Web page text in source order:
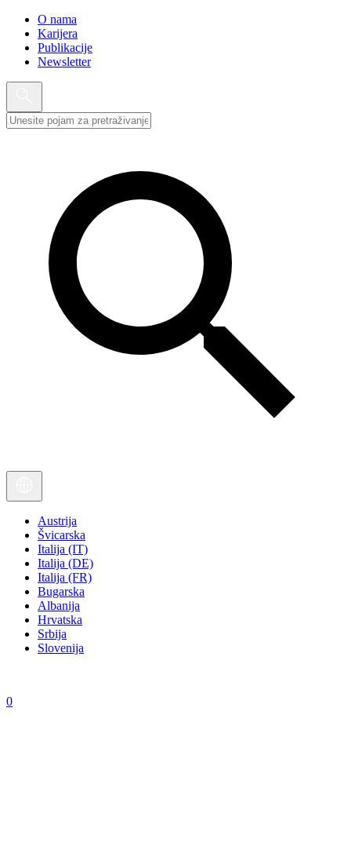
O nama
Karijera
Publikacije
Newsletter
Austrija
Švicarska
Italija (IT)
Italija (DE)
Italija (FR)
Bugarska
Albanija
Hrvatska
Srbija
Slovenija
0